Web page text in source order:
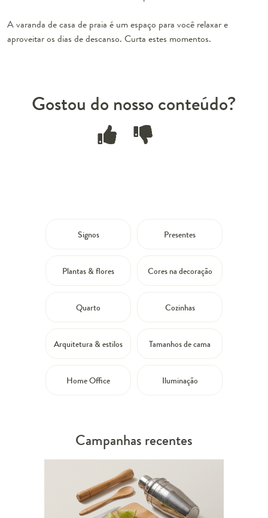
A varanda de casa de praia é um espaço para você relaxar e
aproveitar os dias de descanso. Curta estes momentos.
Gostou do nosso conteúdo?
Signos Presentes
Plantas & flores Cores na decoração
Quarto Cozinhas
Arquitetura & estilos Tamanhos de cama
Home Office Iluminação
Campanhas recentes